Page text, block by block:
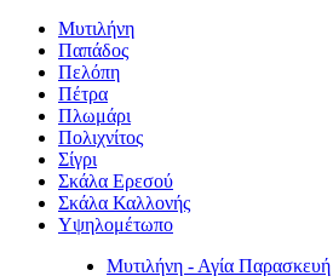
Μυτιλήνη
Παπάδος
Πελόπη
Πέτρα
Πλωμάρι
Πολιχνίτος
Σίγρι
Σκάλα Ερεσού
Σκάλα Καλλονής
Υψηλομέτωπο
Μυτιλήνη - Αγία Παρασκευή